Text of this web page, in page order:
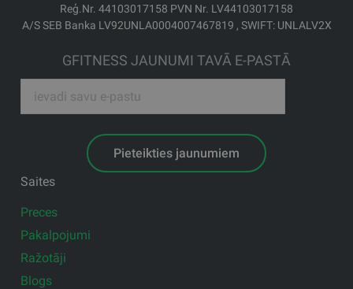
Reģ.Nr. 44103017158 PVN Nr. LV44103017158
A/S SEB Banka LV92UNLA0004007467819 , SWIFT: UNLALV2X
GFITNESS JAUNUMI TAVĀ E-PASTĀ
Pieteikties jaunumiem
Saites
Preces
Pakalpojumi
Ražotāji
Blogs